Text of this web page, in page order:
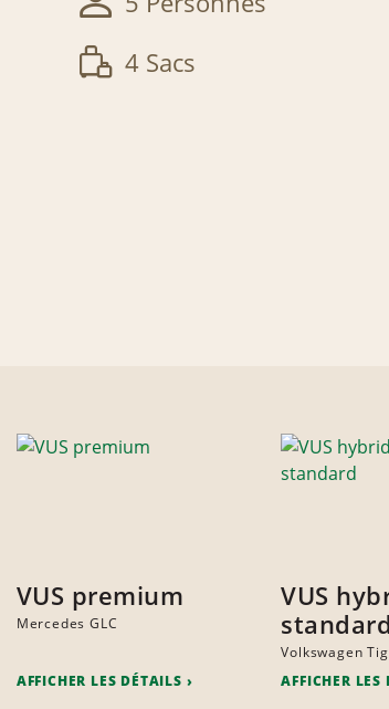
4 Sacs
VUS premium
Mercedes GLC
AFFICHER LES DÉTAILS
VUS
standard
Volkswagen
AFFICHER LES